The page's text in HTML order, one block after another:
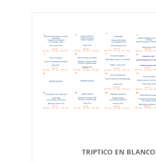
TRIPTICO EN BLANCO